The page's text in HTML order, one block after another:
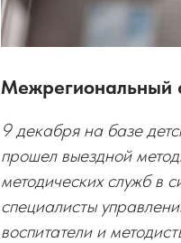
Межрегиональный
9 декабря на базе
прошел выездной
методических служб в
специалисты
воспитатели и